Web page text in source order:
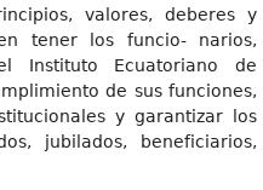
valores, deberes y
tener los funcio- narios,
Instituto Ecuatoriano de
de sus funciones,
y garantizar los
jubilados, beneficiarios,